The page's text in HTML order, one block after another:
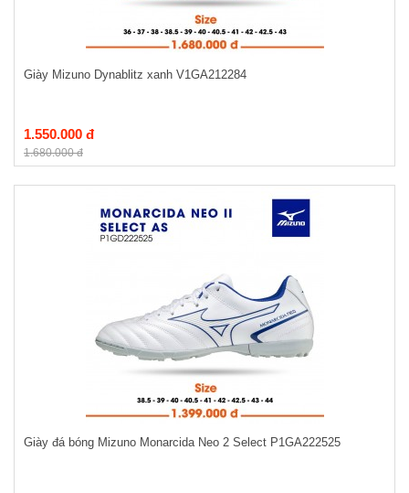
Giày Mizuno Dynablitz xanh V1GA212284
1.550.000 đ
1.680.000 đ
Giày đá bóng Mizuno Monarcida Neo 2 Select P1GA222525